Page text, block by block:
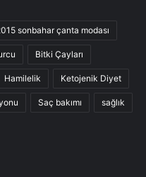
sonbahar çanta modası
Bitki Çayları
Hamilelik Ketojenik Diyet
Saç bakımı sağlık